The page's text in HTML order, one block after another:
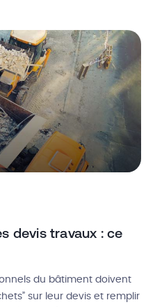
les règles […]
devis travaux : ce
du bâtiment doivent
sur leur devis et remplir